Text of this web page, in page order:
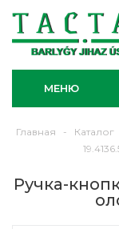
МЕНЮ
Главная - Каталог
Ручка-